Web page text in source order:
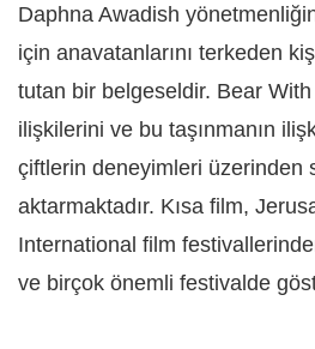
Daphna Awadish
için anavatanlarını terkeden
tutan bir belgeseldir. Bear
ilişkilerini ve bu taşınmanın
çiftlerin deneyimleri üzerinden
aktarmaktadır. Kısa film,
International film
ve birçok önemli festivalde